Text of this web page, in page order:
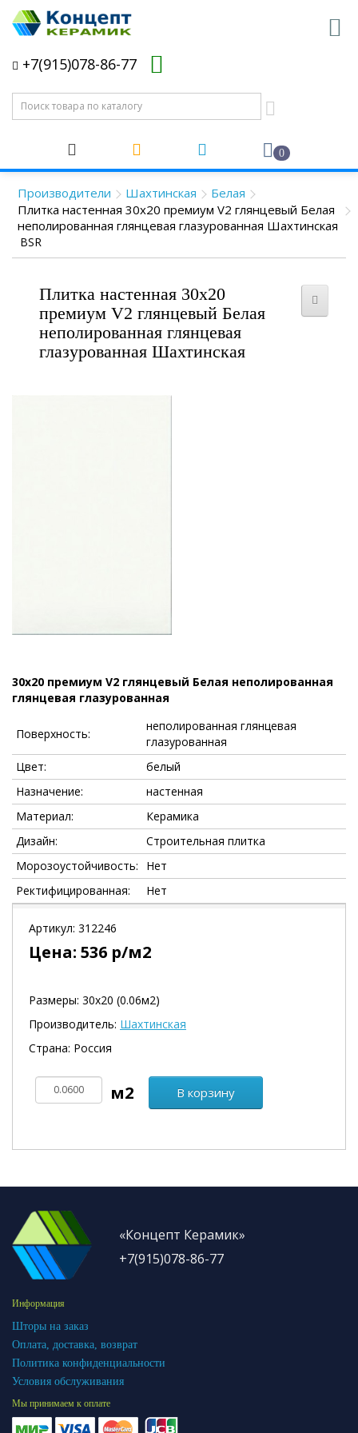
+7(915)078-86-77
0
Производители Шахтинская
Белая
Плитка настенная 30x20 премиум V2 глянцевый Белая
неполированная глянцевая глазурованная Шахтинская
BSR
Плитка настенная 30x20
премиум V2 глянцевый Белая
неполированная глянцевая
глазурованная Шахтинская
30x20 премиум V2 глянцевый Белая неполированная
глянцевая глазурованная
Поверхность:
неполированная глянцевая
глазурованная
Цвет:
белый
Назначение:
настенная
Материал:
Керамика
Дизайн:
Строительная плитка
Морозоустойчивость:
Нет
Ректифицированная:
Нет
Артикул: 312246
Цена: 536 р/м2
Размеры: 30х20 (0.06м2)
Производитель: Шахтинская
Страна: Россия
В корзину
«Концепт Керамик»
+7(915)078-86-77
Информация
Шторы на заказ
Оплата, доставка, возврат
Политика конфиденциальности
Условия обслуживания
Мы принимаем к оплате